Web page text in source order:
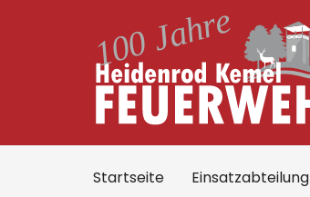
Startseite Einsatzabteilung